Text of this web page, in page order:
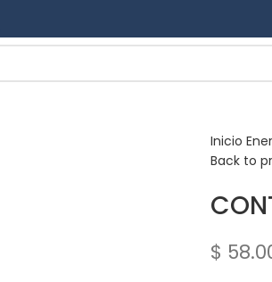
Inicio
Back to
$